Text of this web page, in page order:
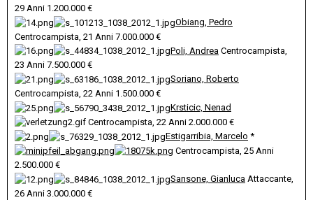
29 Anni 1.200.000 €
Obiang, Pedro
Centrocampista, 21 Anni 7.000.000 €
Poli, Andrea Centrocampista,
23 Anni 7.500.000 €
Soriano, Roberto
Centrocampista, 22 Anni 1.500.000 €
Krsticic, Nenad
Centrocampista, 22 Anni 2.000.000 €
Estigarribia, Marcelo *
Centrocampista, 25 Anni
2.500.000 €
Sansone, Gianluca Attaccante,
26 Anni 3.000.000 €